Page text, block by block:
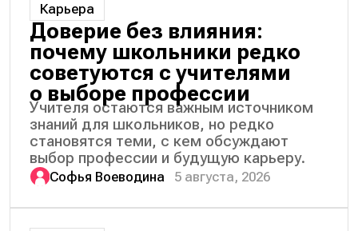
Карьера
Доверие без влияния:
почему школьники редко
советуются с учителями
о выборе профессии
Учителя остаются важным источником
знаний для школьников, но редко
становятся теми, с кем обсуждают
выбор профессии и будущую карьеру.
Софья Воеводина 5 августа, 2026